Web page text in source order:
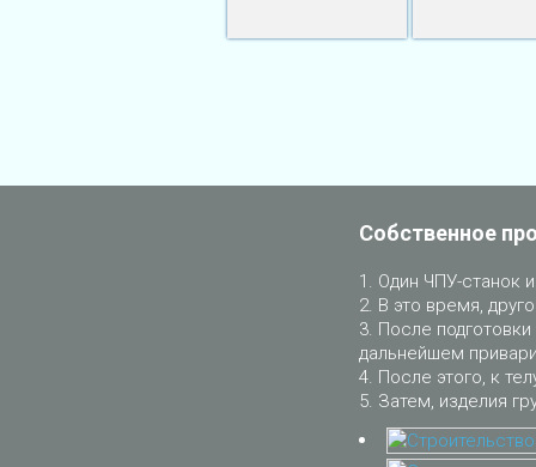
Собственное
Один ЧПУ-станок
В это время,
После
дальнейшем
После этого, к
Затем, изделия